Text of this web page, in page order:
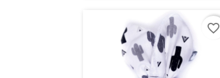
favorite_border